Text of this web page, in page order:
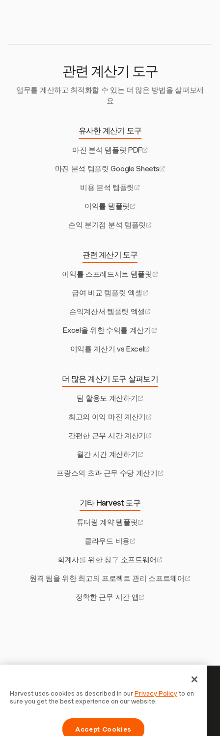
관련 계산기 도구
업무를 계산하고 최적화할 수 있는 더 많은 방법을 살펴보세
요
유사한 계산기 도구
마진 분석 템플릿 PDF
마진 분석 템플릿 Google Sheets
비용 분석 템플릿
이익률 템플릿
손익 분기점 분석 템플릿
관련 계산기 도구
이익률 스프레드시트 템플릿
급여 비교 템플릿 엑셀
손익계산서 템플릿 엑셀
Excel을 위한 수익률 계산기
이익률 계산기 vs Excel
더 많은 계산기 도구 살펴보기
팀 활용도 계산하기
최고의 이익 마진 계산기
간편한 근무 시간 계산기
월간 시간 계산하기
프랑스의 초과 근무 수당 계산기
기타 Harvest 도구
튜터링 계약 템플릿
클라우드 비용
회계사를 위한 청구 소프트웨어
원격 팀을 위한 최고의 프로젝트 관리 소프트웨어
정확한 근무 시간 앱
당신의 시간은 기록할 가치가 있
습니다 — 지금 시작하세요
Harvest로 시간을 추적하고, 고객에게 청구하고, 더 빠르게
결제를 받는 70,000개 이상의 기업에 합류하세요. 무료 체험,
Harvest uses cookies as described in ourPrivacy Policyto en
sure you get the best experience on our website.
Accept Cookies